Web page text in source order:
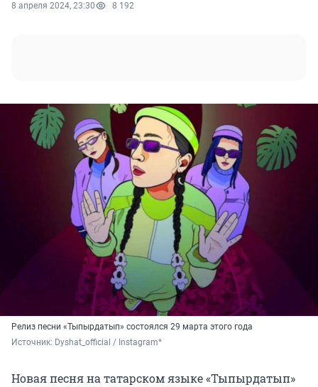
8 апреля 2024, 23:30 8 192
Релиз песни «Тыпырдатып» состоялся 29 марта этого года
Источник: Dyshat_official / Instagram*
Новая песня на татарском языке «Тыпырдатып»